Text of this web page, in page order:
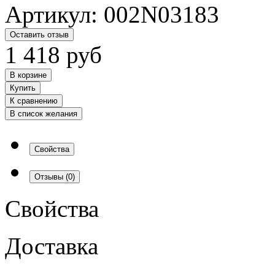
Артикул: 002N03183
Оставить отзыв
1 418 руб
В корзине
Купить
К сравнению
В список желания
Свойства
Отзывы (0)
Свойства
Доставка